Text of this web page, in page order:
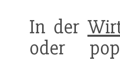
In der
oder